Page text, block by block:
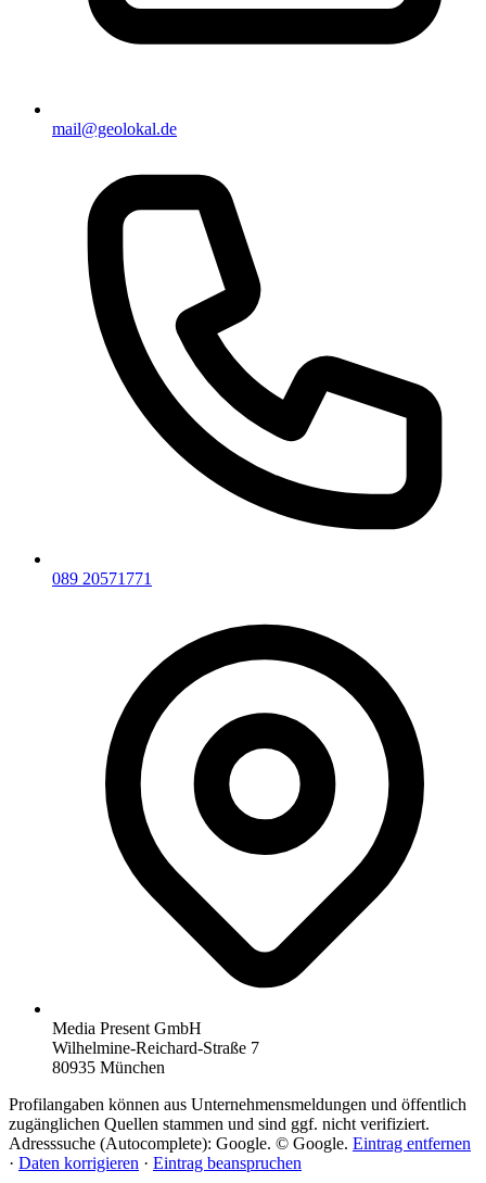
mail@geolokal.de
089 20571771
Media Present GmbH
Wilhelmine-Reichard-Straße 7
80935 München
Profilangaben können aus Unternehmensmeldungen und öffentlich
zugänglichen Quellen stammen und sind ggf. nicht verifiziert.
Adresssuche (Autocomplete): Google. © Google. Eintrag entfernen
· Daten korrigieren · Eintrag beanspruchen